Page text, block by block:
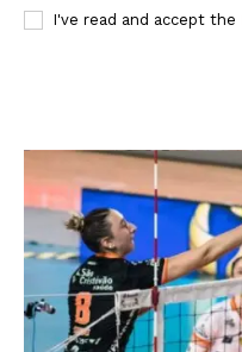
I've read and accept the